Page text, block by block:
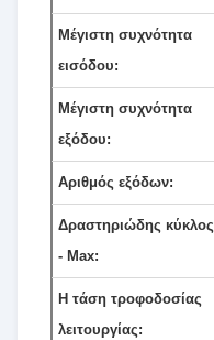
Μέγιστη συχνότητα
εισόδου:
Μέγιστη συχνότητα
εξόδου:
Αριθμός εξόδων:
Δραστηριώδης κύκλος
- Max:
Η τάση τροφοδοσίας
λειτουργίας: